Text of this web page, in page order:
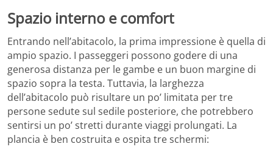
Spazio interno e comfort
Entrando nell’abitacolo, la prima impressione è quella di
ampio spazio. I passeggeri possono godere di una
generosa distanza per le gambe e un buon margine di
spazio sopra la testa. Tuttavia, la larghezza
dell’abitacolo può risultare un po’ limitata per tre
persone sedute sul sedile posteriore, che potrebbero
sentirsi un po’ stretti durante viaggi prolungati. La
plancia è ben costruita e ospita tre schermi: